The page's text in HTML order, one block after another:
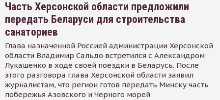
Часть Херсонской области предложили
передать Беларуси для строительства
санаториев
Глава назначенной Россией администрации Херсонской
области Владимир Сальдо встретился с Александром
Лукашенко в ходе своей поездки в Беларусь. После
этого разговора глава Херсонской области заявил
журналистам, что регион готов передать Минску часть
побережья Азовского и Черного морей